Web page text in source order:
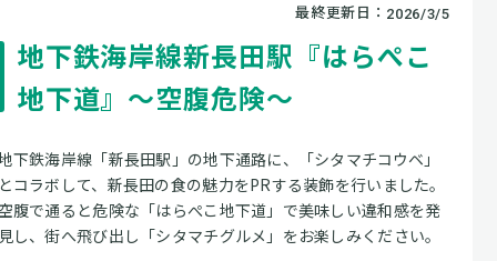
最終更新日： 2026/3/5
地下鉄海岸線新長田駅『はらぺこ
地下道』～空腹危険～
下鉄海岸線「新長田駅」の地下通路に、「シタマチコウベ」
コラボして、新長田の食の魅力をPRする装飾を行いました。
腹で通ると危険な「はらぺこ地下道」で美味しい違和感を発
し、街へ飛び出し「シタマチグルメ」をお楽しみください。